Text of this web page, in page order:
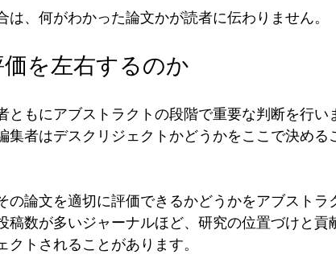
、何がわかった論文かが読者に伝わりません。
を左右するのか
ともにアブストラクトの段階で重要な判断を行い
集者はデスクリジェクトかどうかをここで決める
の論文を適切に評価できるかどうかをアブストラ
稿数が多いジャーナルほど、研究の位置づけと貢
トされることがあります。